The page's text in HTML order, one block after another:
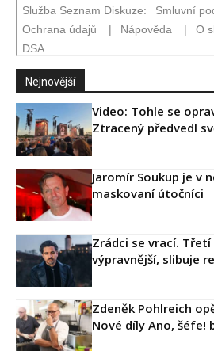
Nejnovější
Video: Tohle se
Ztracený předvedl
Jaromír Soukup je v
maskovaní útočníci
Zrádci se vrací. Třetí
výpravnější, slibuje
Zdeněk Pohlreich
Nové díly Ano, šéfe!